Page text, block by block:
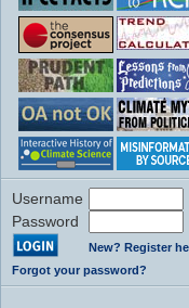
Username
Password
New? Register
Forgot your password?